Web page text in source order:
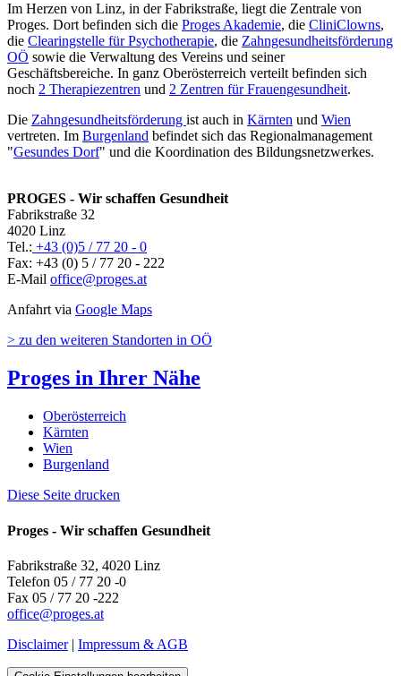
Im Herzen von Linz, in der Fabrikstraße, liegt die Zentrale von
Proges. Dort befinden sich die Proges Akademie, die CliniClowns,
die Clearingstelle für Psychotherapie, die Zahngesundheitsförderung
OÖ sowie die Verwaltung des Vereins und seiner
Geschäftsbereiche. In ganz Oberösterreich verteilt befinden sich
noch 2 Therapiezentren und 2 Zentren für Frauengesundheit.
Die Zahngesundheitsförderung ist auch in Kärnten und Wien
vertreten. Im Burgenland befindet sich das Regionalmanagement
"Gesundes Dorf" und die Koordination des Bildungsnetzwerkes.
PROGES - Wir schaffen Gesundheit
Fabrikstraße 32
4020 Linz
Tel.: +43 (0)5 / 77 20 - 0
Fax: +43 (0) 5 / 77 20 - 222
E-Mail office@proges.at
Anfahrt via Google Maps
> zu den weiteren Standorten in OÖ
Proges in Ihrer Nähe
Oberösterreich
Kärnten
Wien
Burgenland
Diese Seite drucken
Proges - Wir schaffen Gesundheit
Fabrikstraße 32, 4020 Linz
Telefon 05 / 77 20 -0
Fax 05 / 77 20 -222
office@proges.at
Disclaimer| Impressum & AGB